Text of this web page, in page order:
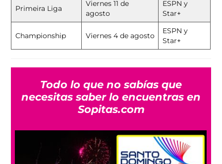
Primeira Liga
Viernes 11 de
agosto
ESPN y
Star+
Championship Viernes 4 de agosto
ESPN y
Star+
Todo lo que no sabías que
necesitas saber lo encuentras en
Sopitas.com